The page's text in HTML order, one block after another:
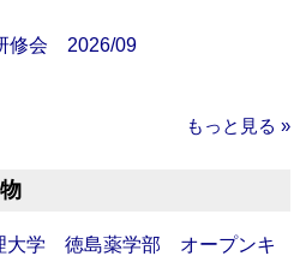
修会 2026/09
もっと見る »
大学 徳島薬学部 オープンキ